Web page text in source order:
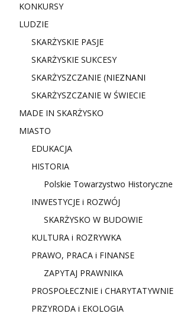
KONKURSY
LUDZIE
SKARŻYSKIE PASJE
SKARŻYSKIE SUKCESY
SKARŻYSZCZANIE (NIEZNANI
SKARŻYSZCZANIE W ŚWIECIE
MADE IN SKARŻYSKO
MIASTO
EDUKACJA
HISTORIA
Polskie Towarzystwo Historyczne
INWESTYCJE i ROZWÓJ
SKARŻYSKO W BUDOWIE
KULTURA i ROZRYWKA
PRAWO, PRACA i FINANSE
ZAPYTAJ PRAWNIKA
PROSPOŁECZNIE i CHARYTATYWNIE
PRZYRODA i EKOLOGIA